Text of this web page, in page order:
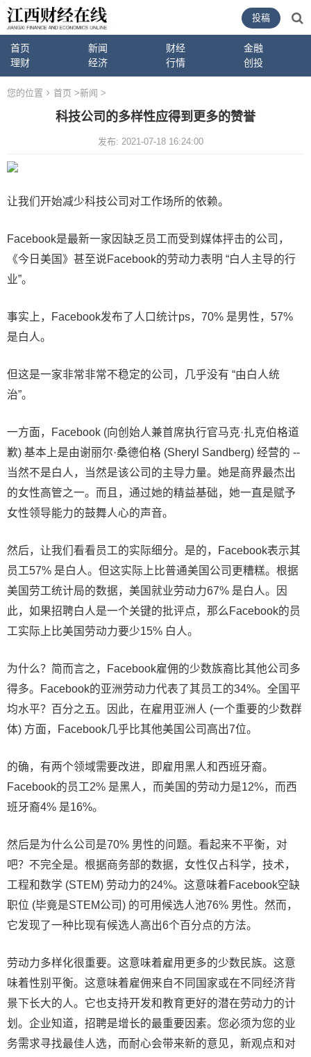
首页 新闻 财经
金融
理财
经济 行情 创投
投稿
您的位置 首页 >新闻 >
科技公司的多样性应得到更多的赞誉
发布: 2021-07-18 16:24:00
让我们开始减少科技公司对工作场所的依赖。
Facebook是最新一家因缺乏员工而受到媒体抨击的公司，
《今日美国》甚至说Facebook的劳动力表明 “白人主导的行
业”。
事实上，Facebook发布了人口统计ps，70% 是男性，57%
是白人。
但这是一家非常非常不稳定的公司，几乎没有 “由白人统
治”。
一方面，Facebook (向创始人兼首席执行官马克·扎克伯格道
歉) 基本上是由谢丽尔·桑德伯格 (Sheryl Sandberg) 经营的 --
当然不是白人，当然是该公司的主导力量。她是商界最杰出
的女性高管之一。而且，通过她的精益基础，她一直是赋予
女性领导能力的鼓舞人心的声音。
然后，让我们看看员工的实际细分。是的，Facebook表示其
员工57% 是白人。但这实际上比普通美国公司更糟糕。根据
美国劳工统计局的数据，美国就业劳动力67% 是白人。因
此，如果招聘白人是一个关键的批评点，那么Facebook的员
工实际上比美国劳动力要少15% 白人。
为什么？简而言之，Facebook雇佣的少数族裔比其他公司多
得多。Facebook的亚洲劳动力代表了其员工的34%。全国平
均水平？百分之五。因此，在雇用亚洲人 (一个重要的少数群
体) 方面，Facebook几乎比其他美国公司高出7位。
的确，有两个领域需要改进，即雇用黑人和西班牙裔。
Facebook的员工2% 是黑人，而美国的劳动力是12%，而西
班牙裔4% 是16%。
然后是为什么公司是70% 男性的问题。看起来不平衡，对
吧？不完全是。根据商务部的数据，女性仅占科学，技术，
工程和数学 (STEM) 劳动力的24%。这意味着Facebook空缺
职位 (毕竟是STEM公司) 的可用候选人池76% 男性。然而，
它发现了一种比现有候选人高出6个百分点的方法。
劳动力多样化很重要。这意味着雇用更多的少数民族。这意
味着性别平衡。这意味着雇佣来自不同国家或在不同经济背
景下长大的人。它也支持开发和教育更好的潜在劳动力的计
划。企业知道，招聘是增长的最重要因素。您必须为您的业
务需求寻找最佳人选，而耐心会带来新的意见，新观点和对